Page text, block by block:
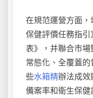
在規范運營方面
保健評價任務指
表》，并聯合市
常態化、全覆蓋
些水箱精辦法成效
備案率和衛生保